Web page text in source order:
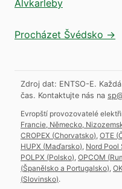
Älvkarleby
Procházet Švédsko →
Zdroj dat: ENTSO-E.
čas. Kontaktujte nás na
Evropští provozovatelé
Francie, Německo,
CROPEX (Chorvatsko) OTE (
HUPX (Maďarsko) Nord Pool
POLPX (Polsko) OPCOM (
(Španělsko a Portugalsko)
(Slovinsko).